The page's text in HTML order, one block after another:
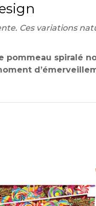
Ces variations
spiralé